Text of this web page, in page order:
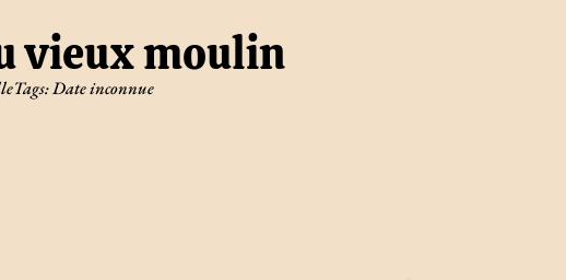
vieux moulin
Tags:Date inconnue